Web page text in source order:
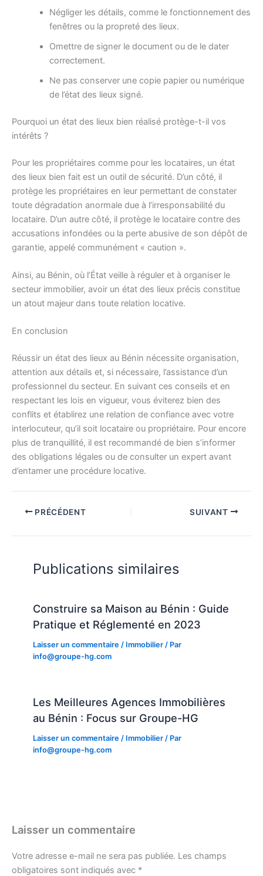
Négliger les détails, comme le fonctionnement des
fenêtres ou la propreté des lieux.
Omettre de signer le document ou de le dater
correctement.
Ne pas conserver une copie papier ou numérique
de l’état des lieux signé.
Pourquoi un état des lieux bien réalisé protège-t-il vos
intérêts ?
Pour les propriétaires comme pour les locataires, un état
des lieux bien fait est un outil de sécurité. D’un côté, il
protège les propriétaires en leur permettant de constater
toute dégradation anormale due à l’irresponsabilité du
locataire. D’un autre côté, il protège le locataire contre des
accusations infondées ou la perte abusive de son dépôt de
garantie, appelé communément « caution ».
Ainsi, au Bénin, où l’État veille à réguler et à organiser le
secteur immobilier, avoir un état des lieux précis constitue
un atout majeur dans toute relation locative.
En conclusion
Réussir un état des lieux au Bénin nécessite organisation,
attention aux détails et, si nécessaire, l’assistance d’un
professionnel du secteur. En suivant ces conseils et en
respectant les lois en vigueur, vous éviterez bien des
conflits et établirez une relation de confiance avec votre
interlocuteur, qu’il soit locataire ou propriétaire. Pour encore
plus de tranquillité, il est recommandé de bien s’informer
des obligations légales ou de consulter un expert avant
d’entamer une procédure locative.
PRÉCÉDENT SUIVANT
Publications similaires
Construire sa Maison au Bénin : Guide
Pratique et Réglementé en 2023
Laisser un commentaire / Immobilier / Par
info@groupe-hg.com
Les Meilleures Agences Immobilières
au Bénin : Focus sur Groupe-HG
Laisser un commentaire / Immobilier / Par
info@groupe-hg.com
Laisser un commentaire
Votre adresse e-mail ne sera pas publiée. Les champs
obligatoires sont indiqués avec *